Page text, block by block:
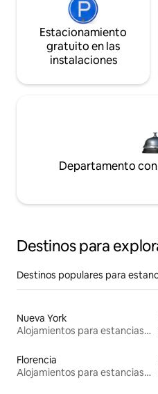
Estacionamiento
gratuito en las
instalaciones
Departamento
Destinos para
Destinos populares para
Nueva York
Alojamientos para estancias largas
Florencia
Alojamientos para estancias largas